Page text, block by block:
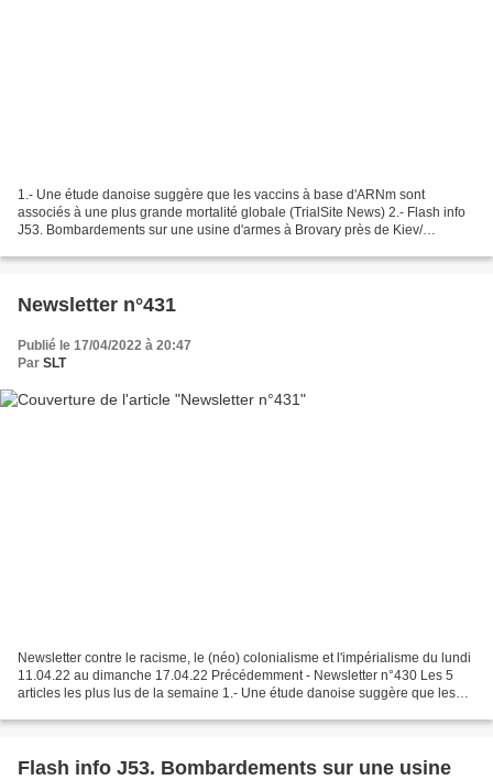
1.- Une étude danoise suggère que les vaccins à base d'ARNm sont
associés à une plus grande mortalité globale (TrialSite News) 2.- Flash info
J53. Bombardements sur une usine d'armes à Brovary près de Kiev/
Newsletter n°431
Publié le 17/04/2022 à 20:47
Par SLT
Newsletter contre le racisme, le (néo) colonialisme et l'impérialisme du lundi
11.04.22 au dimanche 17.04.22 Précédemment - Newsletter n°430 Les 5
articles les plus lus de la semaine 1.- Une étude danoise suggère que les
Flash info J53. Bombardements sur une usine